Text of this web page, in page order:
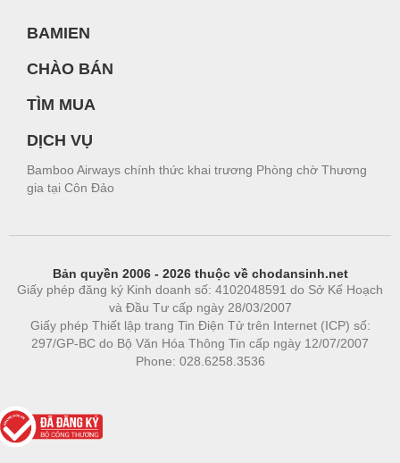
BAMIEN
CHÀO BÁN
TÌM MUA
DỊCH VỤ
Bamboo Airways chính thức khai trương Phòng chờ Thương
gia tại Côn Đảo
Bản quyền 2006 - 2026 thuộc về chodansinh.net
Giấy phép đăng ký Kinh doanh số: 4102048591 do Sở Kế Hoạch
và Đầu Tư cấp ngày 28/03/2007
Giấy phép Thiết lập trang Tin Điện Tử trên Internet (ICP) số:
297/GP-BC do Bộ Văn Hóa Thông Tin cấp ngày 12/07/2007
Phone: 028.6258.3536